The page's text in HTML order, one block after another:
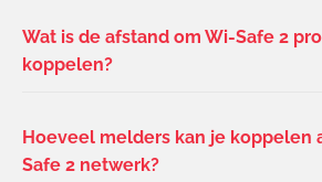
Wat is de afstand om Wi-Safe 2
koppelen?
Hoeveel melders kan je koppelen
Safe 2 netwerk?